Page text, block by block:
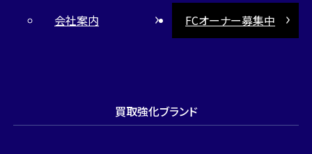
会社案内
FCオーナー募集中
買取強化ブランド